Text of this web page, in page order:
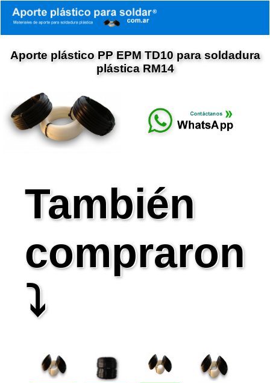
Aporte plástico PP EPM TD10 para soldadura
plástica RM14
También
compraron
⤵